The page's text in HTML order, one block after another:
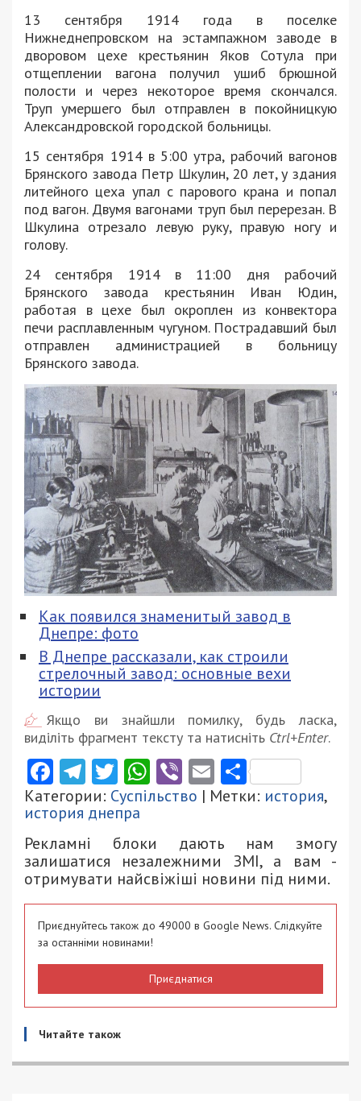
13 сентября 1914 года в поселке
Нижнеднепровском на эстампажном заводе в
дворовом цехе крестьянин Яков Сотула при
отщеплении вагона получил ушиб брюшной
полости и через некоторое время скончался.
Труп умершего был отправлен в покойницкую
Александровской городской больницы.
15 сентября 1914 в 5:00 утра, рабочий вагонов
Брянского завода Петр Шкулин, 20 лет, у здания
литейного цеха упал с парового крана и попал
под вагон. Двумя вагонами труп был перерезан. В
Шкулина отрезало левую руку, правую ногу и
голову.
24 сентября 1914 в 11:00 дня рабочий
Брянского завода крестьянин Иван Юдин,
работая в цехе был окроплен из конвектора
печи расплавленным чугуном. Пострадавший был
отправлен администрацией в больницу
Брянского завода.
Как появился знаменитый завод в
Днепре: фото
В Днепре рассказали, как строили
стрелочный завод: основные вехи
истории
Якщо ви знайшли помилку, будь ласка,
виділіть фрагмент тексту та натисніть Ctrl+Enter.
Facebook
Telegram
Twitter
WhatsApp
ViberEmail
Категории: Суспільство | Метки: история,
история днепра
Рекламні блоки дають нам змогу
залишатися незалежними ЗМІ, а вам -
отримувати найсвіжіші новини під ними.
Приєднуйтесь також до 49000 в Google News. Слідкуйте
за останніми новинами!
Приєднатися
Читайте також